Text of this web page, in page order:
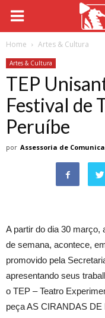
Home Artes & Cultura
Artes & Cultura
TEP
Festival de
Peruíbe
por Assessoria de
A partir do dia 30 março,
de semana, acontece,
promovido pela
apresentando seus
o TEP – Teatro
peça AS CIRANDAS